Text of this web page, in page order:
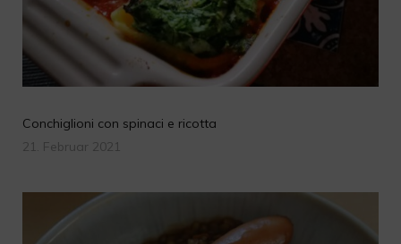
Conchiglioni con spinaci e ricotta
21. Februar 2021